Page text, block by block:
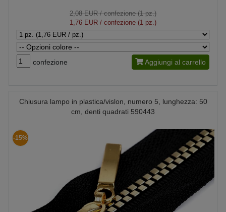
2,08 EUR/ confezione (1 pz.)
1,76 EUR / confezione (1 pz.)
confezione Aggiungi al carrello
Chiusura lampo in plastica/vislon, numero 5, lunghezza: 50
cm, denti quadrati 590443
-15%